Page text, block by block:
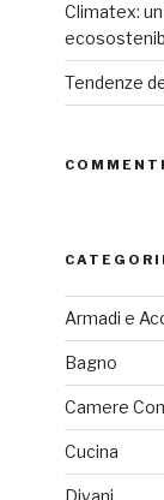
Climatex:
Tendenze
Armadi e
Bagno
Camere
Cucina